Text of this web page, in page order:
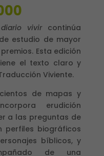
El
precio
actual
es:
$120,000.
vivircontinúa
estudio de mayor
Esta edición
el texto claro y
Viviente.
de mapas y
erudición
a las preguntas de
perfiles biográficos
bíblicos, y
de una